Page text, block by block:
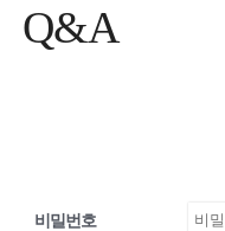
Q&A
비밀번호